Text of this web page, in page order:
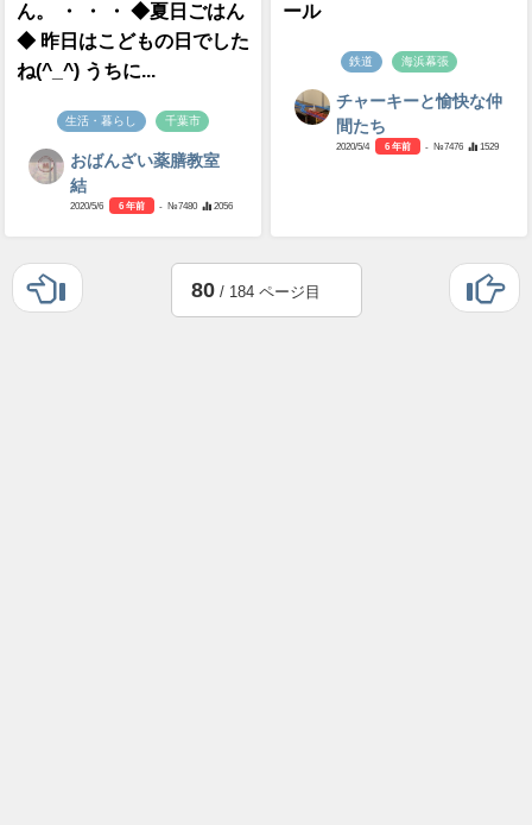
ん。 ・ ・ ・ ◆夏日ごはん
◆ 昨日はこどもの日でした
ね(^_^) うちに...
生活・暮らし 千葉市
おばんざい薬膳教室
結
2020/5/6 6 年前 - №7480 2056
ール
鉄道 海浜幕張
チャーキーと愉快な仲
間たち
2020/5/4 6 年前 - №7476 1529
80/ 184 ページ目